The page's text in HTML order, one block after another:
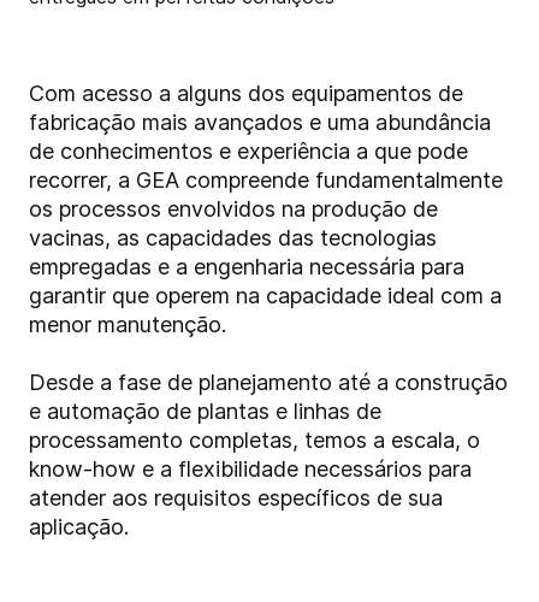
Com acesso a alguns dos equipamentos de
fabricação mais avançados e uma abundância
de conhecimentos e experiência a que pode
recorrer, a GEA compreende fundamentalmente
os processos envolvidos na produção de
vacinas, as capacidades das tecnologias
empregadas e a engenharia necessária para
garantir que operem na capacidade ideal com a
menor manutenção.
Desde a fase de planejamento até a construção
e automação de plantas e linhas de
processamento completas, temos a escala, o
know-how e a flexibilidade necessários para
atender aos requisitos específicos de sua
aplicação.